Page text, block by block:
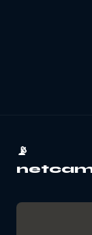
📡